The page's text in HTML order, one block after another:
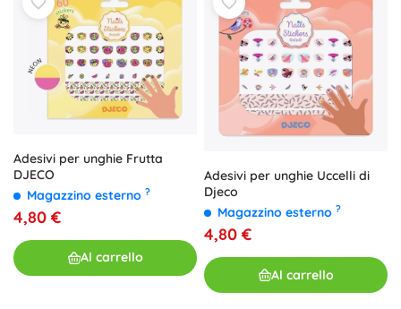
Adesivi per unghie Frutta
DJECO
Magazzino esterno ?
4,80 €
Al carrello
Adesivi per unghie Uccelli di
Djeco
Magazzino esterno ?
4,80 €
Al carrello